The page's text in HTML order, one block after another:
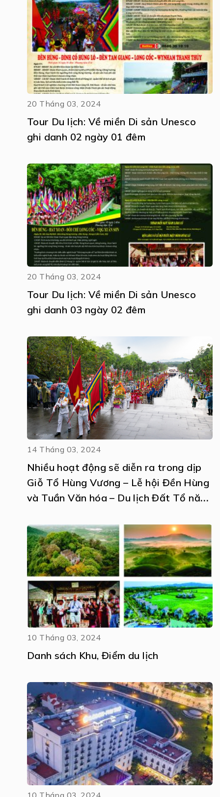
20 Tháng 03, 2024
Tour Du lịch: Về miền Di sản Unesco
ghi danh 02 ngày 01 đêm
20 Tháng 03, 2024
Tour Du lịch: Về miền Di sản Unesco
ghi danh 03 ngày 02 đêm
14 Tháng 03, 2024
Nhiều hoạt động sẽ diễn ra trong dịp
Giỗ Tổ Hùng Vương – Lễ hội Đền Hùng
và Tuần Văn hóa – Du lịch Đất Tổ năm
10 Tháng 03, 2024
Danh sách Khu, Điểm du lịch